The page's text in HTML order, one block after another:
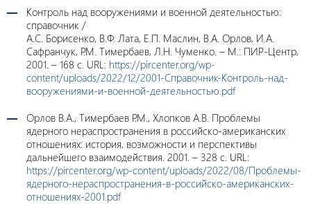
Контроль над вооружениями и военной деятельностью:
справочник /
А.С. Борисенко, В.Ф. Лата, Е.П. Маслин, В.А. Орлов, И.А.
Сафранчук, Р.М. Тимербаев, Л.Н. Чуменко. – М.: ПИР-Центр,
2001. – 168 c. URL: https://pircenter.org/wp-
content/uploads/2022/12/2001-Справочник-Контроль-над-
вооружениями-и-военной-деятельностью.pdf
Орлов В.А., Тимербаев Р.М., Хлопков А.В. Проблемы
ядерного нераспространения в российско-американских
отношениях: история, возможности и перспективы
дальнейшего взаимодействия. 2001. – 328 с. URL:
https://pircenter.org/wp-content/uploads/2022/08/Проблемы-
ядерного-нераспространения-в-российско-американских-
отношениях-2001.pdf